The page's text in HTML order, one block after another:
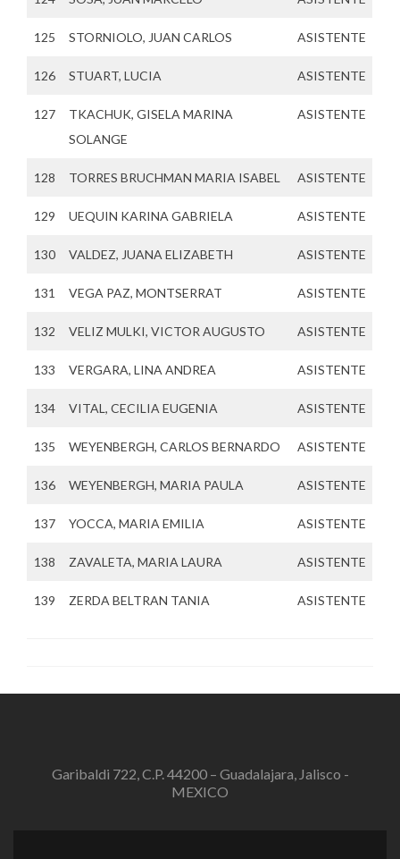
125 STORNIOLO, JUAN CARLOS ASISTENTE
126 STUART, LUCIA ASISTENTE
127
TKACHUK, GISELA MARINA
SOLANGE
ASISTENTE
128 TORRES BRUCHMAN MARIA ISABEL ASISTENTE
129 UEQUIN KARINA GABRIELA ASISTENTE
130 VALDEZ, JUANA ELIZABETH ASISTENTE
131 VEGA PAZ, MONTSERRAT ASISTENTE
132 VELIZ MULKI, VICTOR AUGUSTO ASISTENTE
133 VERGARA, LINA ANDREA ASISTENTE
134 VITAL, CECILIA EUGENIA ASISTENTE
135 WEYENBERGH, CARLOS BERNARDO ASISTENTE
136 WEYENBERGH, MARIA PAULA ASISTENTE
137 YOCCA, MARIA EMILIA ASISTENTE
138 ZAVALETA, MARIA LAURA ASISTENTE
139 ZERDA BELTRAN TANIA ASISTENTE
Garibaldi 722, C.P. 44200 – Guadalajara, Jalisco -
MEXICO